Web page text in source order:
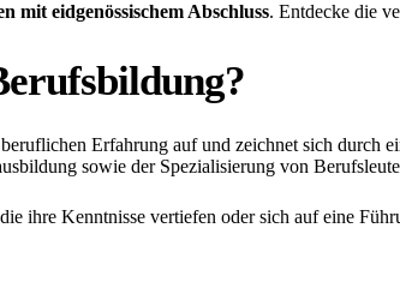
mit eidgenössischem Abschluss. Entdecke die
Erfahrung auf und zeichnet sich durch
sowie der Spezialisierung von
ihre Kenntnisse vertiefen oder sich auf eine